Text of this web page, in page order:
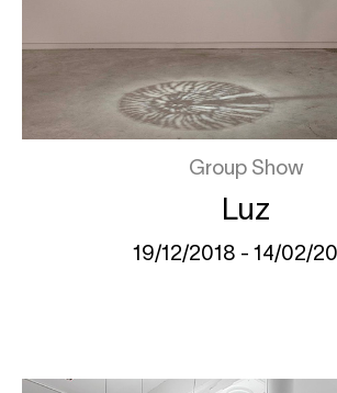
Group Show
Luz
19/12/2018 - 14/02/